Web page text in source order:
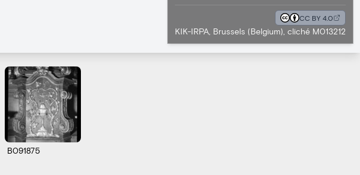
CC BY 4.0
KIK-IRPA, Brussels (Belgium), cliché M013212
B091875